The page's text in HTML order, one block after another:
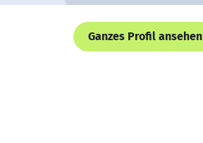
Ganzes Profil ansehen